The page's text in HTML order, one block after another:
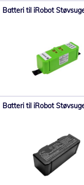
Batteri til iRobot
Batteri til iRobot